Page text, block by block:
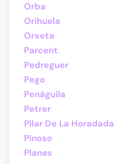
Orba
Orihuela
Orxeta
Parcent
Pedreguer
Pego
Penàguila
Petrer
Pilar De La Horadada
Pinoso
Planes